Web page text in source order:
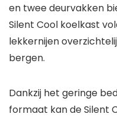
en twee deurvakken
Silent Cool koelkast
lekkernijen
bergen.
Dankzij het geringe
formaat kan de Silent